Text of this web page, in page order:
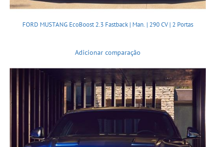
FORD MUSTANG EcoBoost 2.3 Fastback | Man. | 290 CV | 2 Portas
Adicionar comparação